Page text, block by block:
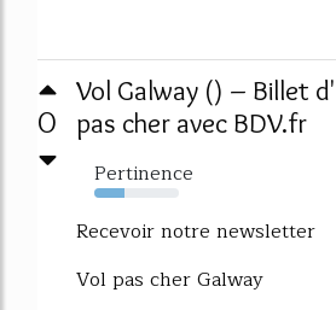
0
Vol Galway () – Billet
pas cher avec BDV.fr
Pertinence
36%
Recevoir notre newsletter
Vol pas cher Galway